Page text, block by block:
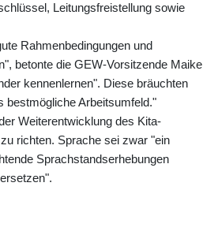
Leitungsfreistellung sowie
Rahmenbedingungen und
betonte die GEW-Vorsitzende Maike
kennenlernen". Diese bräuchten
bestmögliche Arbeitsumfeld."
Weiterentwicklung des Kita-
richten. Sprache sei zwar "ein
Sprachstandserhebungen